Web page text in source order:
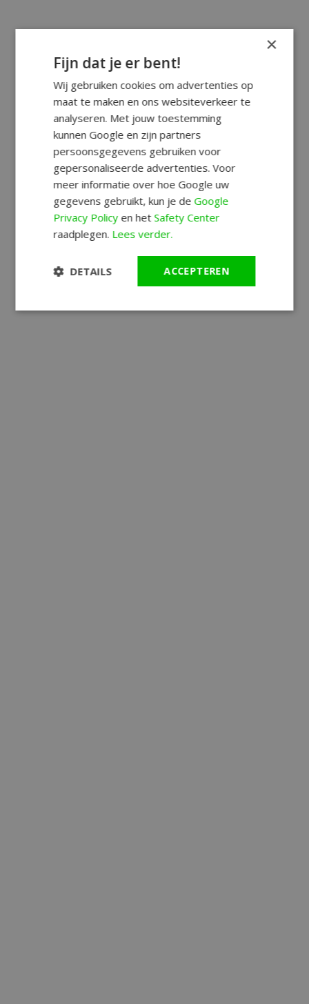
×
Fijn dat je er bent!
Wij gebruiken cookies om advertenties op
maat te maken en ons websiteverkeer te
analyseren. Met jouw toestemming
kunnen Google en zijn partners
persoonsgegevens gebruiken voor
gepersonaliseerde advertenties. Voor
meer informatie over hoe Google uw
gegevens gebruikt, kun je deGoogle
Privacy Policyen hetSafety Center
raadplegen. Lees verder.
ACCEPTEREN
DETAILS